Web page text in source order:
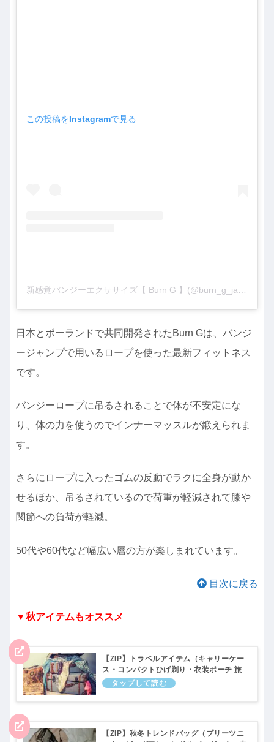
この投稿をInstagramで見る
日本とポーランドで共同開発されたBurn Gは、バンジ
ージャンプで用いるロープを使った最新フィットネス
です。
バンジーロープに吊るされることで体が不安定にな
り、体の力を使うのでインナーマッスルが鍛えられま
す。
さらにロープに入ったゴムの反動でラクに全身が動か
せるほか、吊るされているので荷重が軽減されて膝や
関節への負荷が軽減。
50代や60代など幅広い層の方が楽しまれています。
目次に戻る
▼秋アイテムもオススメ
【ZIP】トラベルアイテム（キャリーケー
ス・コンパクトひげ剃り・衣装ポーチ 旅
行に役立つトラベルグッズ）キテルネ｜
【ZIP】秋冬トレンドバッグ（プリーツニ